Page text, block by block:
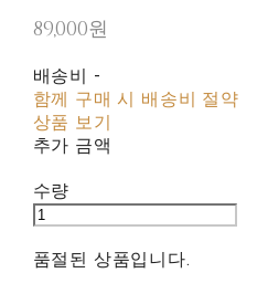
89,000원
배송비 -
함께 구매 시 배송비 절약
상품 보기
추가 금액
수량
품절된 상품입니다.